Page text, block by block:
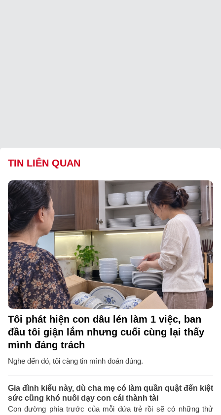
TIN LIÊN QUAN
Tôi phát hiện con dâu lén làm 1 việc, ban
đầu tôi giận lắm nhưng cuối cùng lại thấy
mình đáng trách
Nghe đến đó, tôi càng tin mình đoán đúng.
Gia đình kiểu này, dù cha mẹ có làm quần quật đến kiệt
sức cũng khó nuôi dạy con cái thành tài
Con đường phía trước của mỗi đứa trẻ rồi sẽ có những thử